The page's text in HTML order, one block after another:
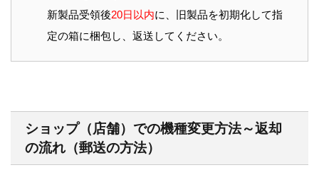
新製品受領後20日以内に、旧製品を初期化して指
定の箱に梱包し、返送してください。
ショップ（店舗）での機種変更方法～返却
の流れ（郵送の方法）